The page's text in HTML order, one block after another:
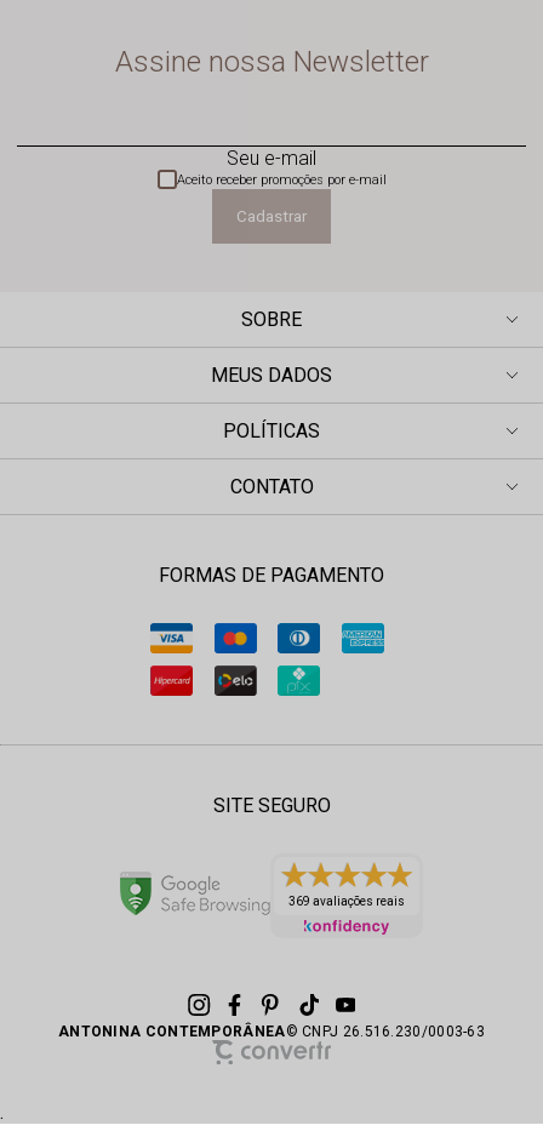
Assine nossa Newsletter
Seu e-mail
Cadastrar
Aceito receber promoções por e-mail
SOBRE
MEUS DADOS
POLÍTICAS
CONTATO
FORMAS DE PAGAMENTO
SITE SEGURO
369 avaliações reais
ANTONINA CONTEMPORÂNEA© CNPJ 26.516.230/0003-63
.